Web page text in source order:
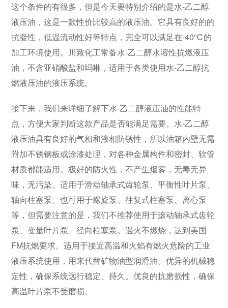
这个条件的有很多，但是今天要特别介绍的是水-乙二醇
液压油，这是一款性价比较高的液压油。它具有良好的的
抗凝性，低温流动性好等特点，完全可以满足在-40℃的
加工环境使用。川致化工常备水-乙二醇水溶性抗燃液压
油，不含亚硝酸盐和吗啉，适用于各类使用水-乙二醇抗
燃液压油的液压系统。
接下来，我们来详细了解下水-乙二醇液压油的性能特
点，方便大家判断这款产品是否能满足需要。水-乙二醇
液压油具有良好的气相和液相防锈性，所以油箱内壁无需
附加不锈钢板或涂漆处理，对各种金属构件和密封、软管
材质都能适用。极好的防火性，不产生烟雾，无毒无异
味，无污染。适用于滑动轴承式齿轮泵、平衡性叶片泵、
轴向柱塞泵、也可用于螺旋泵、往复式柱塞泵、离心泵
等，但需要注意的是，我们不推荐使用于滚动轴承式齿轮
泵、变量叶片泵、径向柱塞泵。遇火不燃烧，达到美国
FM抗燃要求。适用于接近高温和火焰有燃火危险的工业
液压系统使用，用来代替矿物油型润滑油。优异的机械稳
定性，确保系统远行稳定、持久。优良的抗磨损性，确保
高温叶片泵不受磨损。